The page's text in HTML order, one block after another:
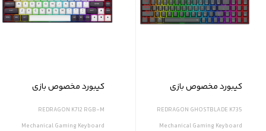
کیبورد مخصوص بازی
ردراگون مدل GHOSTBLADE
K735
REDRAGON GHOSTBLADE K735
Mechanical Gaming Keyboard
کیبورد مخصوص بازی
ردراگون مدل K712 RGB-M
REDRAGON K712 RGB-M
Mechanical Gaming Keyboard